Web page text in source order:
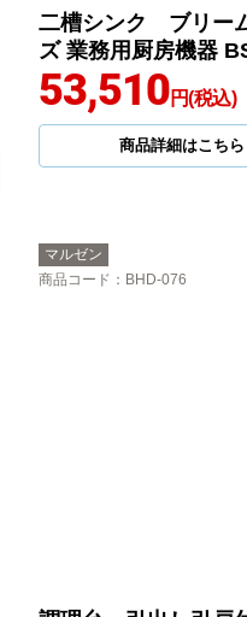
二槽シンク ブリー
ズ 業務用厨房機器
53,510円(税込)
商品詳細はこちら
マルゼン
商品コード ：BHD-076